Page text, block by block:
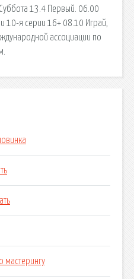
13.4 Первый. 06.00
10-я серии 16+ 08.10 Играй,
ассоциации по
мастерингу